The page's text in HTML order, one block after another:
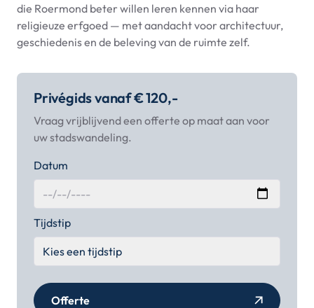
die Roermond beter willen leren kennen via haar
religieuze erfgoed — met aandacht voor architectuur,
geschiedenis en de beleving van de ruimte zelf.
Privégids vanaf € 120,-
Vraag vrijblijvend een offerte op maat aan voor
uw stadswandeling.
Datum
Tijdstip
Offerte